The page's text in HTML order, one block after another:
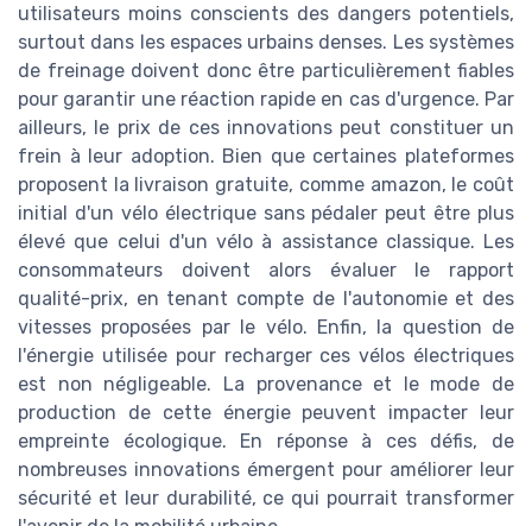
utilisateurs moins conscients des dangers potentiels,
surtout dans les espaces urbains denses. Les systèmes
de freinage doivent donc être particulièrement fiables
pour garantir une réaction rapide en cas d'urgence. Par
ailleurs, le prix de ces innovations peut constituer un
frein à leur adoption. Bien que certaines plateformes
proposent la livraison gratuite, comme amazon, le coût
initial d'un vélo électrique sans pédaler peut être plus
élevé que celui d'un vélo à assistance classique. Les
consommateurs doivent alors évaluer le rapport
qualité-prix, en tenant compte de l'autonomie et des
vitesses proposées par le vélo. Enfin, la question de
l'énergie utilisée pour recharger ces vélos électriques
est non négligeable. La provenance et le mode de
production de cette énergie peuvent impacter leur
empreinte écologique. En réponse à ces défis, de
nombreuses innovations émergent pour améliorer leur
sécurité et leur durabilité, ce qui pourrait transformer